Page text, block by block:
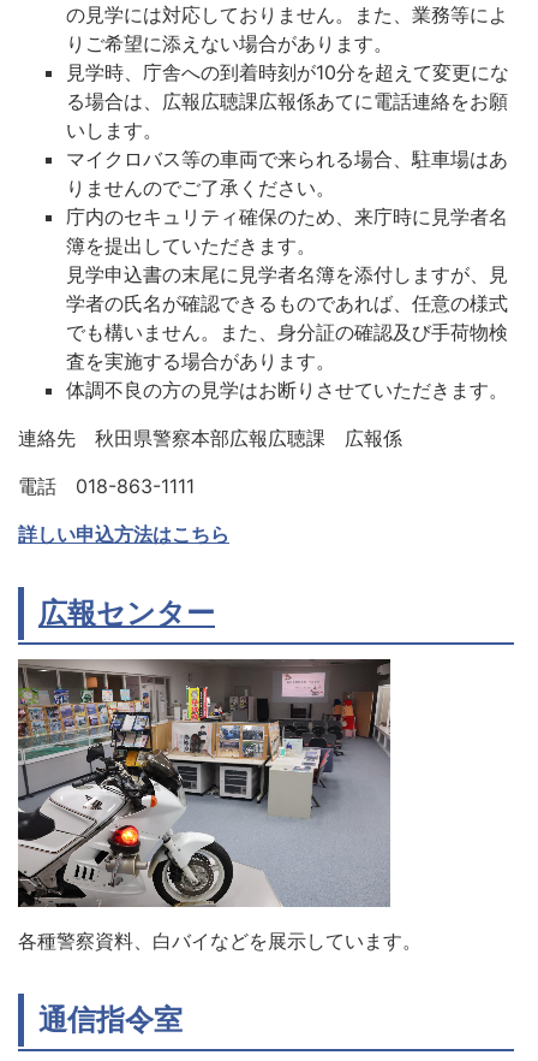
の見学には対応しておりません。また、業務等によ
りご希望に添えない場合があります。
見学時、庁舎への到着時刻が10分を超えて変更にな
る場合は、広報広聴課広報係あてに電話連絡をお願
いします。
マイクロバス等の車両で来られる場合、駐車場はあ
りませんのでご了承ください。
庁内のセキュリティ確保のため、来庁時に見学者名
簿を提出していただきます。
見学申込書の末尾に見学者名簿を添付しますが、見
学者の氏名が確認できるものであれば、任意の様式
でも構いません。また、身分証の確認及び手荷物検
査を実施する場合があります。
体調不良の方の見学はお断りさせていただきます。
連絡先 秋田県警察本部広報広聴課 広報係
電話 018-863-1111
詳しい申込方法はこちら
広報センター
各種警察資料、白バイなどを展示しています。
通信指令室